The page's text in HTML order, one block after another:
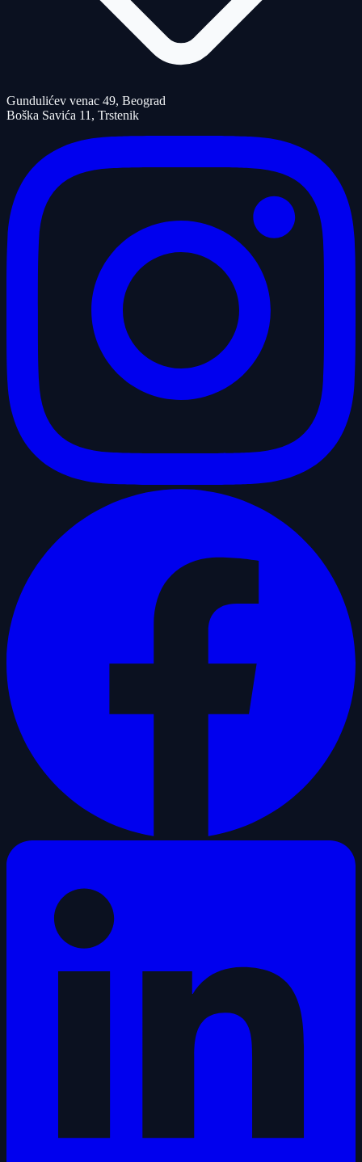
Gundulićev venac 49, Beograd
Boška Savića 11, Trstenik